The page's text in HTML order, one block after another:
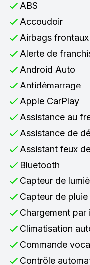
ABS
Accoudoir
Airbags
Alerte de
Android Auto
Antidémarrage
Apple CarPlay
Assistance au
Assistance de
Assistant feux
Bluetooth
Capteur de
Capteur de pluie
Chargement
Climatisation
Commande
Contrôle